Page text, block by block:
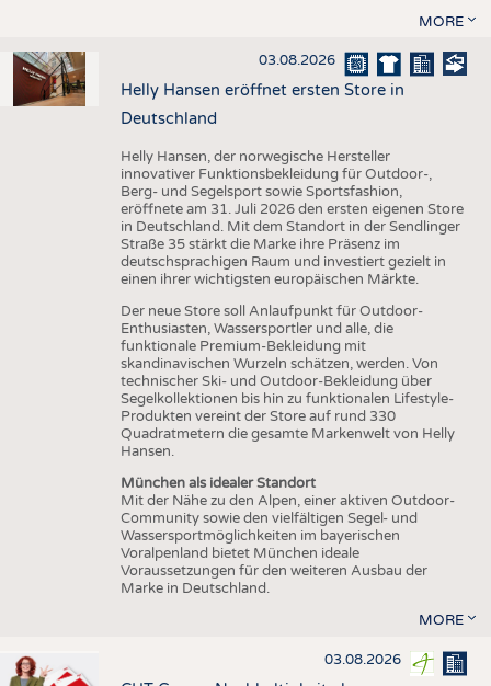
MORE
03.08.2026
Helly Hansen eröffnet ersten Store in
Deutschland
Helly Hansen, der norwegische Hersteller
innovativer Funktionsbekleidung für Outdoor-,
Berg- und Segelsport sowie Sportsfashion,
eröffnete am 31. Juli 2026 den ersten eigenen Store
in Deutschland. Mit dem Standort in der Sendlinger
Straße 35 stärkt die Marke ihre Präsenz im
deutschsprachigen Raum und investiert gezielt in
einen ihrer wichtigsten europäischen Märkte.
Der neue Store soll Anlaufpunkt für Outdoor-
Enthusiasten, Wassersportler und alle, die
funktionale Premium-Bekleidung mit
skandinavischen Wurzeln schätzen, werden. Von
technischer Ski- und Outdoor-Bekleidung über
Segelkollektionen bis hin zu funktionalen Lifestyle-
Produkten vereint der Store auf rund 330
Quadratmetern die gesamte Markenwelt von Helly
Hansen.
München als idealer Standort
Mit der Nähe zu den Alpen, einer aktiven Outdoor-
Community sowie den vielfältigen Segel- und
Wassersportmöglichkeiten im bayerischen
Voralpenland bietet München ideale
Voraussetzungen für den weiteren Ausbau der
Marke in Deutschland.
MORE
03.08.2026